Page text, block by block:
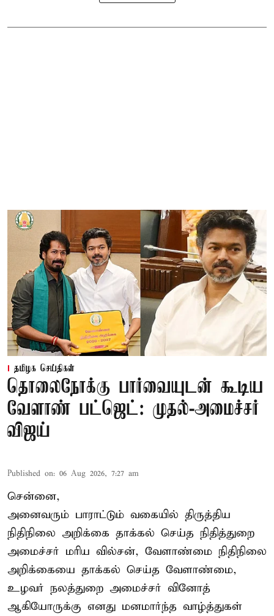
தமிழக செய்திகள்
தொலைநோக்கு பார்வையுடன் கூடிய
வேளாண் பட்ஜெட்: முதல்-அமைச்சர்
விஜய்
Published on: 06 Aug 2026, 7:27 am
சென்னை,
அனைவரும் பாராட்டும் வகையில் திருத்திய
நிதிநிலை அறிக்கை தாக்கல் செய்த நிதித்துறை
அமைச்சர் மரிய வில்சன், வேளாண்மை நிதிநிலை
அறிக்கையை தாக்கல் செய்த வேளாண்மை,
உழவர் நலத்துறை அமைச்சர் வினோத்
ஆகியோருக்கு எனது மனமார்ந்த வாழ்த்துகள்